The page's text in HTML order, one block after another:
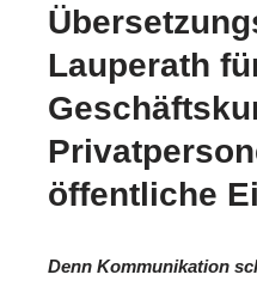
Lauperath
öffentliche
Denn Kommunikation